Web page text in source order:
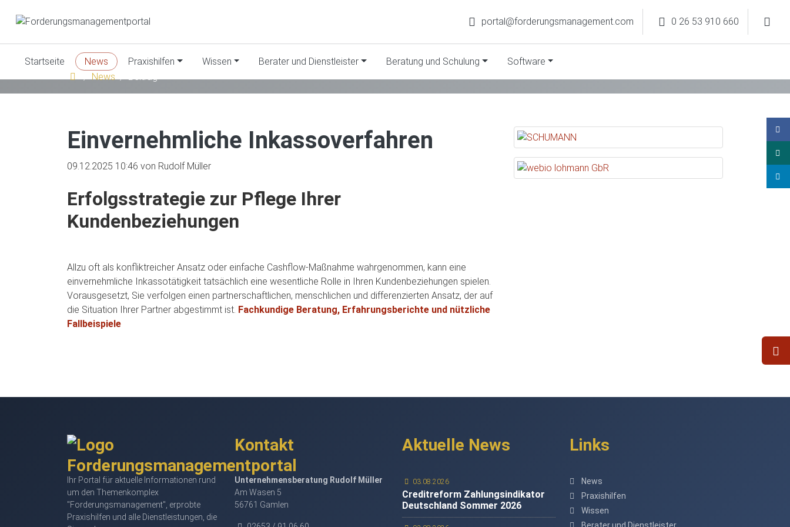
portal@forderungsmanagement.com 0 26 53 910 660
Startseite News Praxishilfen Wissen Berater und Dienstleister Beratung und Schulung
Software
News
Beitrag
Einvernehmliche Inkassoverfahren
09.12.2025 10:46 von Rudolf Müller
Erfolgsstrategie zur Pflege Ihrer
Kundenbeziehungen
Allzu oft als konfliktreicher Ansatz oder einfache Cashflow-Maßnahme wahrgenommen, kann eine
einvernehmliche Inkassotätigkeit tatsächlich eine wesentliche Rolle in Ihren Kundenbeziehungen spielen.
Vorausgesetzt, Sie verfolgen einen partnerschaftlichen, menschlichen und differenzierten Ansatz, der auf
die Situation Ihrer Partner abgestimmt ist. Fachkundige Beratung, Erfahrungsberichte und nützliche
Fallbeispiele
Ihr Portal für aktuelle Informationen rund
um den Themenkomplex
"Forderungsmanagement", erprobte
Praxishilfen und alle Dienstleistungen, die
Kontakt
Unternehmensberatung Rudolf Müller
Am Wasen 5
56761 Gamlen
Aktuelle News
03.08.2026
Creditreform Zahlungsindikator
Deutschland Sommer 2026
Links
News
Praxishilfen
Wissen